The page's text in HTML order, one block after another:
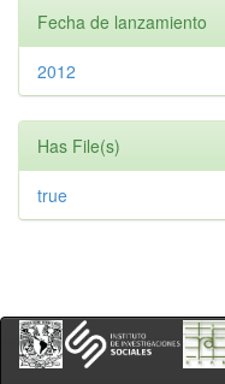
Fecha de lanzamiento
2012
Has File(s)
true